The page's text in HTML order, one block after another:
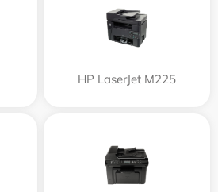
HP LaserJet M225